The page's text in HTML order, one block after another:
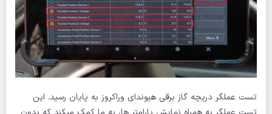
تست عملگر دریچه گاز برقی هیوندای وراکروز به پایان رسید. این